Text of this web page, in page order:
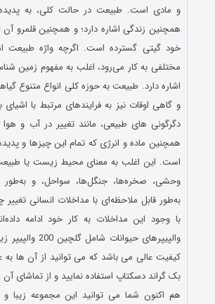
و مادی است. طبیعت در حالت کلی، به
همچنین زندگی اشاره دارد؛ و همچنین قلمرو آن
خود گیتی گسترده‌ است. اگرچه واژه طبیعت
مختلفی به کار می‌رود، اغلب به مفهوم زمین‌
اشاره دارد. طبیعت به حوزه کلی انواع متنوع
و گاهی اوقات نیز به فرایندهای مرتبط با
دگرگونی‌ های طبیعی، مانند تغییر در آب‌ و
همچنین ماده و انرژی که تمام این چیزها و
است. این اغلب به معنای محیط زیست یا
وحشی، صخره‌ها، جنگل‌ها، سواحل، و به‌طور
به‌طور قابل ملاحظه‌ای با مداخلات انسانی تغییر
با وجود این مداخلات به کار خود ادامه
کیفیت عالی می باشد که می توانید از آن ها
بک گراند دسکتاپ استفاده نمایید و از تماشای
هم اکنون شما می توانید این مجموعه زیبا و